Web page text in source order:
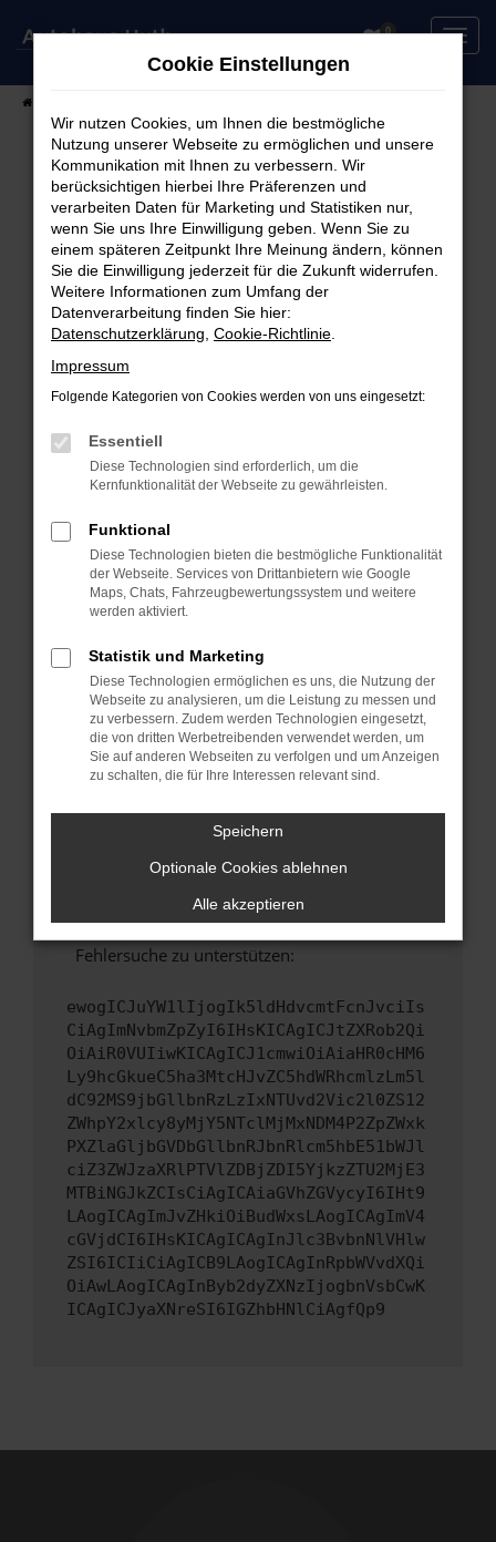
Zum
0
Fehler: Network Error
Beim Laden ist ein Fehler aufgetreten.
Hier sind ein paar Tipps, die dir helfen können:
Überprüfe deine Firewall und deine
Internetverbindung.
Laden andere Webseiten, zum Beispiel deine
Manche Erweiterungen, wie Werbeblocker,
können das Laden bestimmter Seiten
verhindern. Funktioniert die Seite in einem
Fenster?
Starte dein Gerät neu.
Das kann manchmal helfen, vorübergehende
Probleme zu beheben.
Stelle sicher, dass dein Browser und dein
Betriebssystem auf dem neuesten Stand
sind.
Veraltete Software birgt nicht nur ein
Sicherheitsrisiko, sondern kann auch dazu
führen, dass bestimmte Funktionen nicht mehr
Wende dich an den Webseitenbetreiber.
Wenn du alle oben genannten Schritte versucht
hast, kontaktiere uns bitte. Wir werden
versuchen, das Problem zu beheben. Du kannst
uns diesen Text schicken, um uns bei der
Fehlersuche zu unterstützen:
ewogICJuYW1lIjogIk5ldHdvcmtFcnJvciIs
CiAgImNvbmZpZyI6IHsKICAgICJtZXRob2Qi
OiAiR0VUIiwKICAgICJ1cmwiOiAiaHR0cHM6
Ly9hcGkueC5ha3MtcHJvZC5hdWRhcmlzLm5l
dC92MS9jbGllbnRzLzIxNTUvd2Vic2l0ZS12
ZWhpY2xlcy8yMjY5NTclMjMxNDM4P2ZpZWxk
PXZlaGljbGVDbGllbnRJbnRlcm5hbE51bWJl
ciZ3ZWJzaXRlPTVlZDBjZDI5YjkzZTU2MjE3
MTBiNGJkZCIsCiAgICAiaGVhZGVycyI6IHt9
LAogICAgImJvZHkiOiBudWxsLAogICAgImV4
cGVjdCI6IHsKICAgICAgInJlc3BvbnNlVHlw
ZSI6ICIiCiAgICB9LAogICAgInRpbWVvdXQi
OiAwLAogICAgInByb2dyZXNzIjogbnVsbCwK
ICAgICJyaXNreSI6IGZhbHNlCiAgfQp9
Cookie Einstellungen
Wir nutzen Cookies, um Ihnen die bestmögliche
Nutzung unserer Webseite zu ermöglichen und unsere
Kommunikation mit Ihnen zu verbessern. Wir
berücksichtigen hierbei Ihre Präferenzen und
verarbeiten Daten für Marketing und Statistiken nur,
wenn Sie uns Ihre Einwilligung geben. Wenn Sie zu
einem späteren Zeitpunkt Ihre Meinung ändern, können
Sie die Einwilligung jederzeit für die Zukunft widerrufen.
Weitere Informationen zum Umfang der
Datenverarbeitung finden Sie hier:
Datenschutzerklärung Cookie-Richtlinie
Impressum
Folgende Kategorien von Cookies werden von uns eingesetzt:
Essentiell
Diese Technologien sind erforderlich, um die
Kernfunktionalität der Webseite zu gewährleisten.
Funktional
Diese Technologien bieten die bestmögliche Funktionalität
der Webseite. Services von Drittanbietern wie Google
Maps, Chats, Fahrzeugbewertungssystem und weitere
werden aktiviert.
Statistik und Marketing
Diese Technologien ermöglichen es uns, die Nutzung der
Webseite zu analysieren, um die Leistung zu messen und
zu verbessern. Zudem werden Technologien eingesetzt,
die von dritten Werbetreibenden verwendet werden, um
Sie auf anderen Webseiten zu verfolgen und um Anzeigen
zu schalten, die für Ihre Interessen relevant sind.
Speichern
Optionale Cookies ablehnen
Alle akzeptieren